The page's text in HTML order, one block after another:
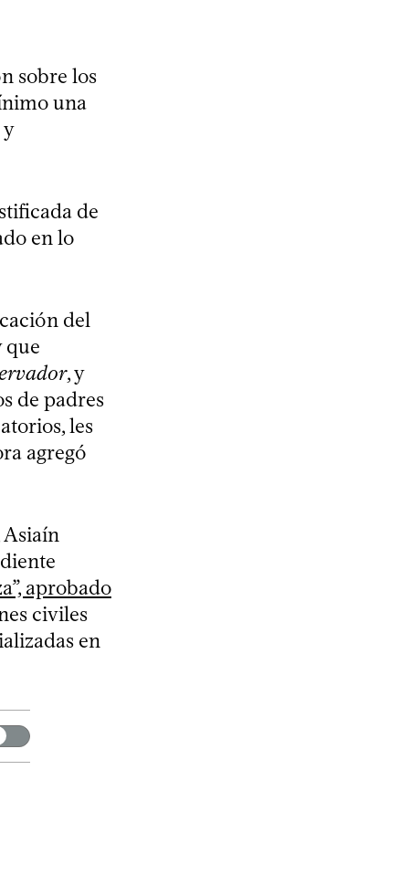
sobre los
una
de
en lo
del
que
, y
de padres
les
agregó
Asiaín
aprobado
civiles
en